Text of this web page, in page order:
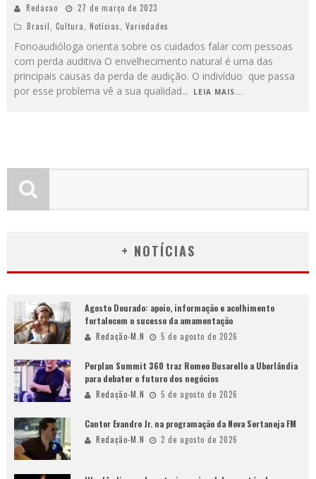
Redacao
27 de março de 2023
Brasil, Cultura, Notícias, Variedades
Fonoaudióloga orienta sobre os cuidados falar com pessoas
com perda auditiva O envelhecimento natural é uma das
principais causas da perda de audição. O indivíduo que passa
por esse problema vê a sua qualidad... LEIA MAIS...
+ NOTÍCIAS
Agosto Dourado: apoio, informação e acolhimento
fortalecem o sucesso da amamentação
Redação-M.N 5 de agosto de 2026
Perplan Summit 360 traz Romeo Busarello a Uberlândia
para debater o futuro dos negócios
Redação-M.N 5 de agosto de 2026
Cantor Evandro Jr. na programação da Nova Sertaneja FM
Redação-M.N 2 de agosto de 2026